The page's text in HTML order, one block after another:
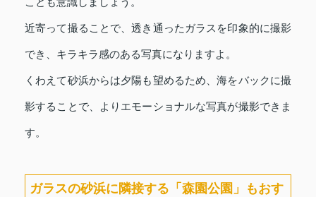
近寄って撮ることで、透き通ったガラスを印象的に撮影
でき、キラキラ感のある写真になりますよ。
くわえて砂浜からは夕陽も望めるため、海をバックに撮
影することで、よりエモーショナルな写真が撮影できま
す。
ガラスの砂浜に隣接する「森園公園」もおす